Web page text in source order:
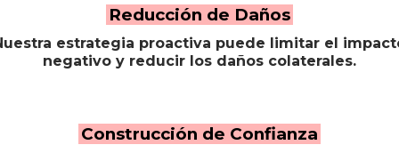
Reducción de Daños
estrategia proactiva puede limitar el
negativo y reducir los daños colaterales.
Construcción de Confianza